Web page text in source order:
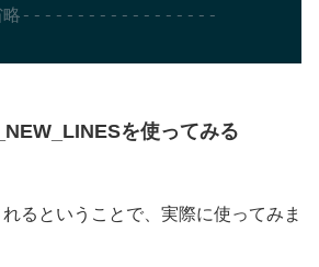
略------------------
を使ってみる
るということで、実際に使ってみま